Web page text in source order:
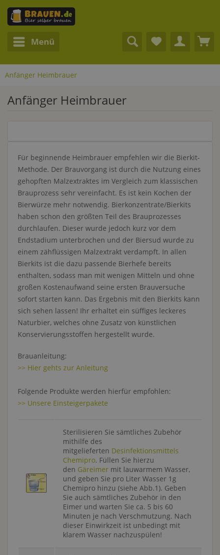
Menü
Anfänger Heimbrauer
Anfänger Heimbrauer
Für beginnende Heimbrauer empfehlen wir die Bierkit-
Methode. Der Brauvorgang ist durch die Nutzung eines
gehopften Malzextraktes im Vergleich zum klassischen
Brauprozess sehr vereinfacht. Es ist kein Kochen der
Bierwürze mehr notwendig. Bierkonzentrate/Bierkits
haben schon den größten Teil des Brauprozesses
durchlaufen. Dieser wurde jedoch kurz vor dem
Endstadium unterbrochen und der Biersud wurde zu
einem zähflüssigen Malzextrakt verdampft. In allen
Bierkits ist die dazu passende Bierhefe bereits
enthalten, sodass man mit wenigen Mitteln und ohne
großen Kostenaufwand seine ersten Brauversuche
sofort starten kann. Das Ergebnis mit den Bierkits kann
sich sehen lassen! Ihr erhaltet ein süffiges leckeres
Naturbier, welches ohne Zusatz von künstlichen
Konservierungsstoffen hergestellt wurde.
Brauanleitung:
>> Hier gehts zur Anleitung
Folgende Produkte werden hierfür empfohlen:
>> Unsere Einsteigerpakete
Sterilisieren Sie sämtliches Zubehör
mithilfe des
mitgelieferten Desinfektionsmittels
Chemipro. Füllen Sie hierzu
den Gäreimer mit lauwarmem Wasser,
und geben Sie pro Liter Wasser 1g
Chemipro hinzu (siehe Abb.1). Geben
Sie auch sämtliches Zubehör in den
Eimer und warten Sie ca. 5 bis 60
Minuten je nach Verschmutzung. Nach
dieser Einwirkzeit ist unbedingt mit
klarem Wasser nachzuspülen!